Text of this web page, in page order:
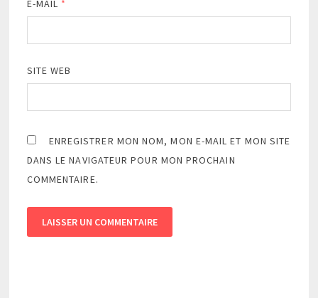
E-MAIL *
SITE WEB
ENREGISTRER MON NOM, MON E-MAIL ET MON SITE
DANS LE NAVIGATEUR POUR MON PROCHAIN
COMMENTAIRE.